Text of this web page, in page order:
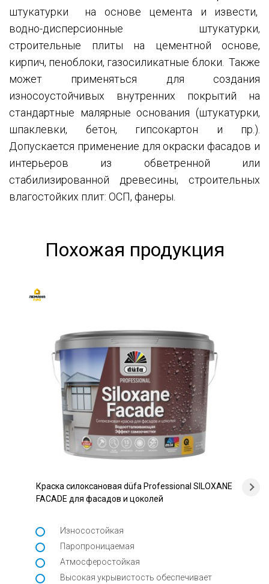
штукатурки на основе цемента и извести,
водно-дисперсионные штукатурки,
строительные плиты на цементной основе,
кирпич, пеноблоки, газосиликатные блоки. Также
может применяться для создания
износоустойчивых внутренних покрытий на
стандартные малярные основания (штукатурки,
шпаклевки, бетон, гипсокартон и пр.).
Допускается применение для окраски фасадов и
интерьеров из обветренной или
стабилизированной древесины, строительных
влагостойких плит: ОСП, фанеры.
Похожая продукция
Краска силоксановая düfa Professional SILOXANE
FACADE для фасадов и цоколей
Износостойкая
Паропроницаемая
Атмосферостойкая
Высокая укрывистость обеспечивает